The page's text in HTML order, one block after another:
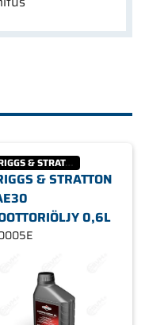
BRIGGS & STRATTON
& STRATTON
0,6L